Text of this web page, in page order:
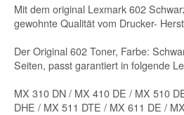
Mit dem original Lexmark 602
gewohnte Qualität vom Drucker-
Der Original 602 Toner, Farbe:
Seiten, passt garantiert in folgende
MX 310 DN / MX 410 DE / MX 510
DHE / MX 511 DTE / MX 611 DE /